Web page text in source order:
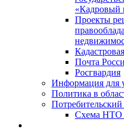
«Кадровый
Проекты
Почта
Росгвардия
Информация для
Политика в
Схема НТО